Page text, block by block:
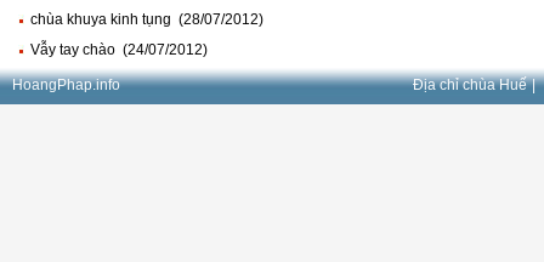
chùa khuya kinh tụng (28/07/2012)
Vẫy tay chào (24/07/2012)
HoangPhap.info Địa chỉ chùa Huế |